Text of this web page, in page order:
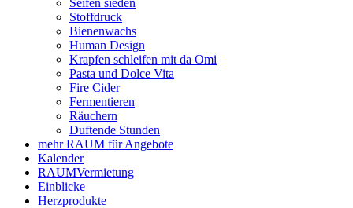
Seifen sieden
Stoffdruck
Bienenwachs
Human Design
Krapfen schleifen mit da Omi
Pasta und Dolce Vita
Fire Cider
Fermentieren
Räuchern
Duftende Stunden
mehr RAUM für Angebote
Kalender
RAUMVermietung
Einblicke
Herzprodukte